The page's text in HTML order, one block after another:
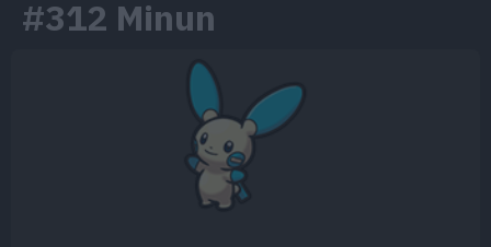
#312 Minun